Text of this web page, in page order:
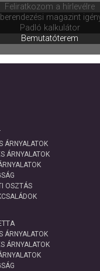
Feliratkozom a hírlevélre
magazint
Padló kalkulátor
Bemutatóterem
ÁRNYALATOK
ÁRNYALATOK
OSZTÁS
ÁRNYALATOK
ÁRNYALATOK